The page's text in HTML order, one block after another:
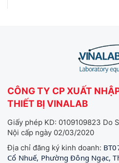
CÔNG TY CP XUẤT
THIẾT BỊ VINALAB
Giấy phép KD: 0109109823 Do
Nội cấp ngày 02/03/2020
Địa chỉ đăng ký kinh doanh:
Cổ Nhuế, Phường Đông Ngạc,